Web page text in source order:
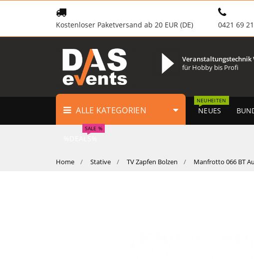
Kostenloser Paketversand ab 20 EUR (DE) 0421 69
Veranstaltungstechnik
für Hobby bis Profi
ALLE KATEGORIEN NEUES
NEUHEITEN
SALE %
Home Stative TV Zapfen Bolzen Manfrotto 066 BT